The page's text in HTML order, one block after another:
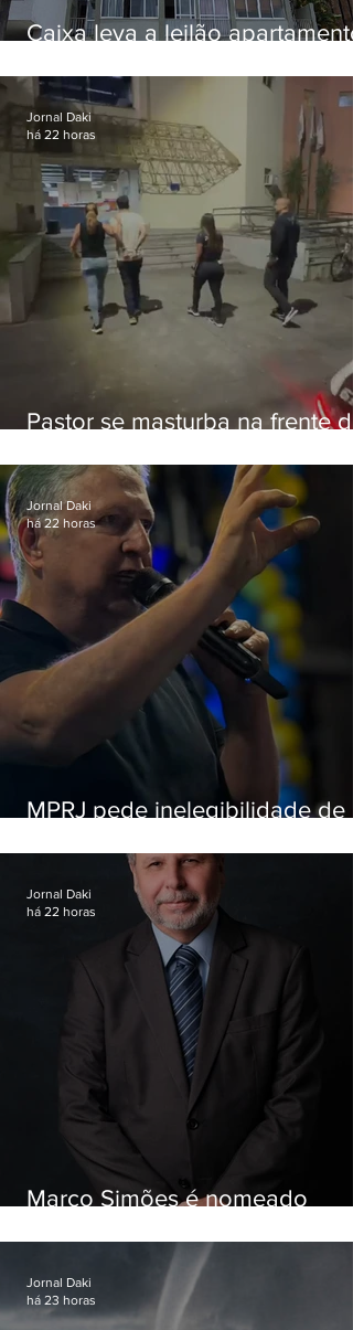
Caixa leva a leilão apartamento
Botafogo
Pastor se masturba na frente de
Jornal Daki
há 22 horas
MPRJ pede inelegibilidade de
Jornal Daki
há 22 horas
Marco Simões é nomeado
Jornal Daki
há 22 horas
Jornal Daki
há 23 horas